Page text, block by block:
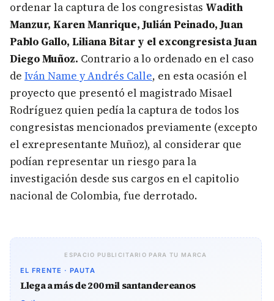
ordenar la captura de los congresistas Wadith
Manzur, Karen Manrique, Julián Peinado, Juan
Pablo Gallo, Liliana Bitar y el excongresista Juan
Diego Muñoz. Contrario a lo ordenado en el caso
de Iván Name y Andrés Calle, en esta ocasión el
proyecto que presentó el magistrado Misael
Rodríguez quien pedía la captura de todos los
congresistas mencionados previamente (excepto
el exrepresentante Muñoz), al considerar que
podían representar un riesgo para la
investigación desde sus cargos en el capitolio
nacional de Colombia, fue derrotado.
ESPACIO PUBLICITARIO PARA TU MARCA
EL FRENTE · PAUTA
Llega a más de 200 mil santandereanos